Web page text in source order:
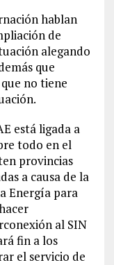
hablan
de
alegando
que
no tiene
está ligada a
todo en el
provincias
a causa de la
Energía para
al SIN
fin a los
el servicio de